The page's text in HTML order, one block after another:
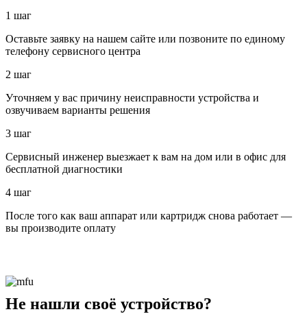
1 шаг
Оставьте заявку на нашем сайте или позвоните по единому
телефону сервисного центра
2 шаг
Уточняем у вас причину неисправности устройства и
озвучиваем варианты решения
3 шаг
Сервисный инженер выезжает к вам на дом или в офис для
бесплатной диагностики
4 шаг
После того как ваш аппарат или картридж снова работает —
вы производите оплату
Не нашли своё устройство?